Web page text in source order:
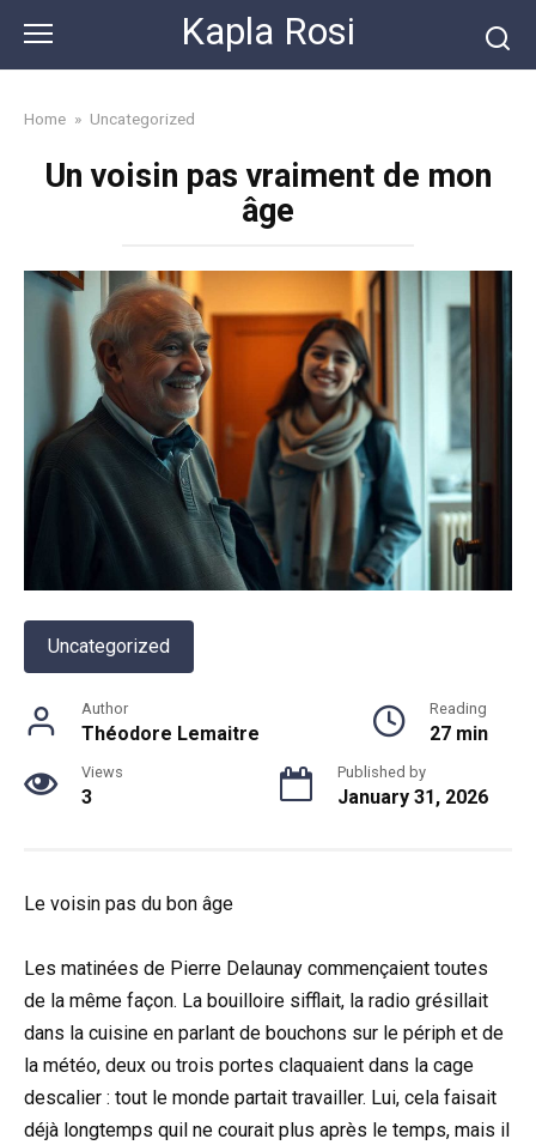
content
Kapla Rosi
Home » Uncategorized
Un voisin pas vraiment de mon
âge
Uncategorized
Author
Théodore Lemaitre
Reading
27 min
Views
3
Published by
January 31, 2026
Le voisin pas du bon âge
Les matinées de Pierre Delaunay commençaient toutes
de la même façon. La bouilloire sifflait, la radio grésillait
dans la cuisine en parlant de bouchons sur le périph et de
la météo, deux ou trois portes claquaient dans la cage
descalier : tout le monde partait travailler. Lui, cela faisait
déjà longtemps quil ne courait plus après le temps, mais il